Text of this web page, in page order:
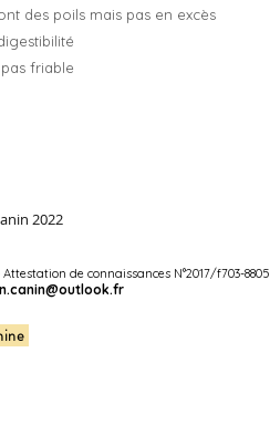
des poils mais pas en excès
friable
Attestation de connaissances N°2017/f703-8805
2022